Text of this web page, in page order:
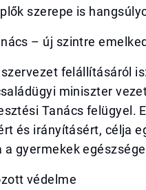
szerepe is
– új szintre
felállításáról
miniszter
Tanács felügyel.
és irányításért, célja
gyermekek
védelme